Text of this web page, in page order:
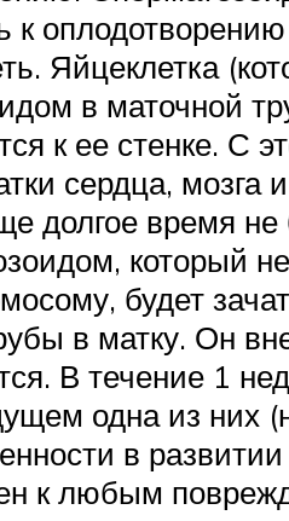
к
Яйцеклетка
в маточной
к ее стенке. С
сердца, мозга
долгое время не
который
будет
в матку. Он
В течение 1
одна из них
в
к любым